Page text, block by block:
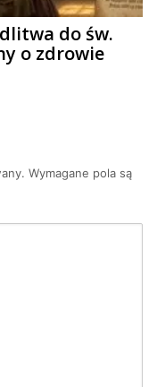
do św.
o zdrowie
Wymagane pola są